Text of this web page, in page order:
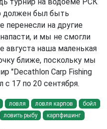
должен был быть
перенесли на другие
и мы не смогли
августа наша маленькая
ближе, поскольку мы
"Decathlon Carp Fishing
с 17 по 20 сентября.
ловля ловля карпов
бойл
ловить рыбу карпфишинг